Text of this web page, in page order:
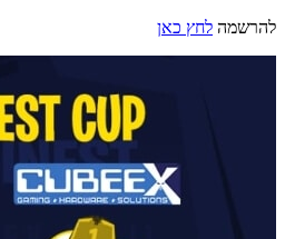
להרשמה לחץ כאן